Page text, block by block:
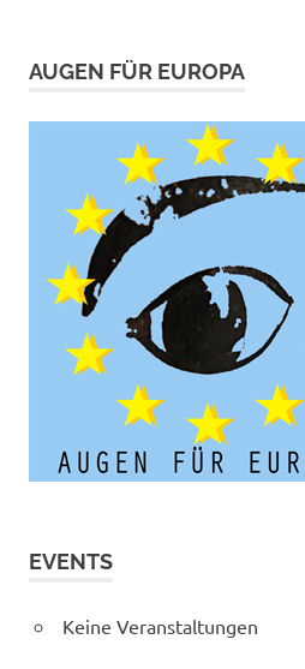
AUGEN FÜR EUROPA
EVENTS
Keine Veranstaltungen